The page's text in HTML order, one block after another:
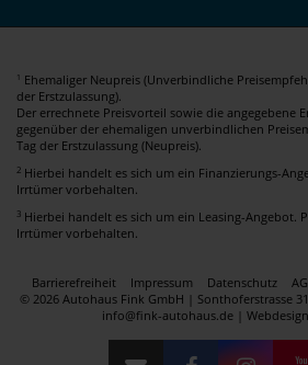
1 Ehemaliger Neupreis (Unverbindliche
der Erstzulassung).
Der errechnete Preisvorteil sowie die angegebene
gegenüber der ehemaligen unverbindlichen
Tag der Erstzulassung (Neupreis).
2 Hierbei handelt es sich um ein Finanzierungs-
Irrtümer vorbehalten.
3 Hierbei handelt es sich um ein Leasing-Angebot.
Irrtümer vorbehalten.
Barrierefreiheit Impressum Datenschutz
© 2026 Autohaus Fink GmbH | Sonthoferstrasse
info@fink-autohaus.de |